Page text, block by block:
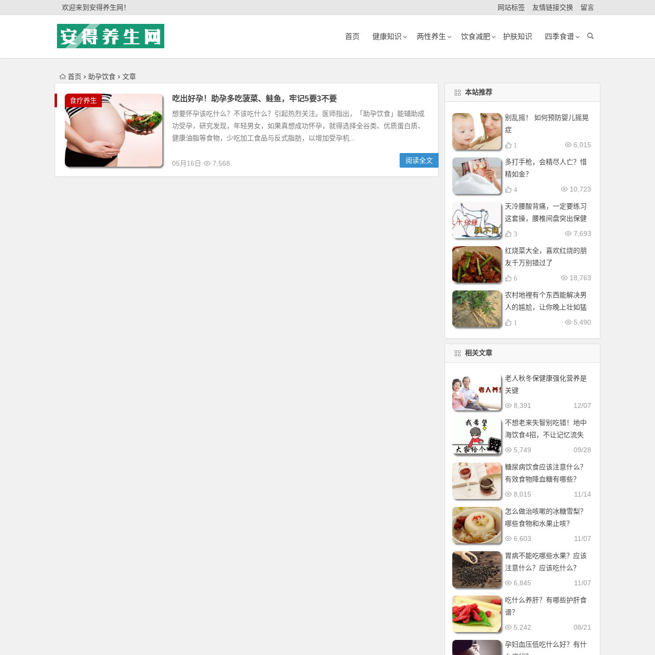
欢迎来到安得养生网！ 网站标签 友情链接交换 留言
首页 健康知识 两性养生 饮食减肥 护肤知识 四季食谱
首页 助孕饮食 文章
食疗养生 吃出好孕！助孕多吃菠菜、鲑鱼，牢记5要3不要
想要怀孕该吃什么？不该吃什么？引起热烈关注。医师指出，「助孕饮食」能辅助成
功受孕，研究发现，年轻男女，如果真想成功怀孕，就得选择全谷类、优质蛋白质、
健康油脂等食物，少吃加工食品与反式脂肪，以增加受孕机...
05月16日 7,568 阅读全文
本站推荐
别乱摇！ 如何预防婴儿摇晃
症
6,015
1
多打手枪，会精尽人亡？惜
精如金？
10,723
4
天冷腰酸背痛，一定要练习
这套操，腰椎间盘突出保健
操，全套收好！每天十分钟
7,693
3
红烧菜大全，喜欢红烧的朋
友千万别错过了
18,763
6
农村地裡有个东西能解决男
人的尴尬，让你晚上壮如猛
牛床受不了
5,490
1
相关文章
老人秋冬保健康强化营养是
关键
12/07
8,391
不想老来失智别吃错！地中
海饮食4招，不让记忆流失
09/28
5,749
糖尿病饮食应该注意什么？
有效食物降血糖有哪些？
11/14
8,015
怎么做治咳嗽的冰糖雪梨？
哪些食物和水果止咳？
11/07
6,603
胃病不能吃哪些水果？应该
注意什么？应该吃什么？
11/07
6,845
吃什么养肝？有哪些护肝食
谱？
08/21
5,242
孕妇血压低吃什么好？有什